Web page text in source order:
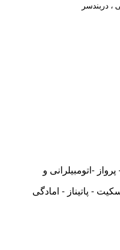
، دربندسر
-اتومبیلرانی و
- پاتیناز - امادگی